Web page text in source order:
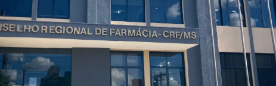
Convenção Coletiva
Consulta de